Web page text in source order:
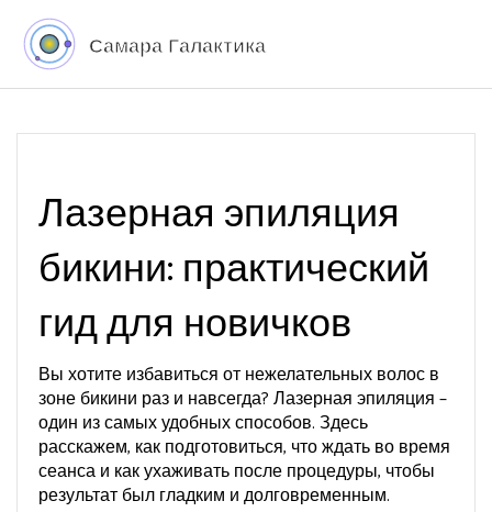
Лазерная эпиляция
бикини: практический
гид для новичков
Вы хотите избавиться от нежелательных волос в
зоне бикини раз и навсегда? Лазерная эпиляция –
один из самых удобных способов. Здесь
расскажем, как подготовиться, что ждать во время
сеанса и как ухаживать после процедуры, чтобы
результат был гладким и долговременным.